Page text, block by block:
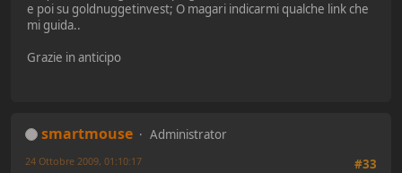
e poi su goldnuggetinvest; O magari indicarmi qualche link che
mi guida..
Grazie in anticipo
smartmouse
Administrator
#33
24 Ottobre 2009, 01:10:17